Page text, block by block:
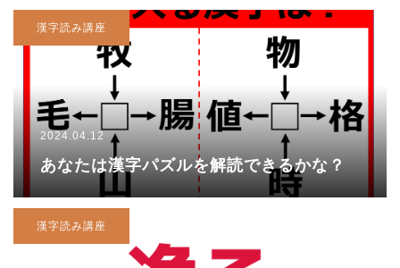
漢字読み講座
2024.04.12
あなたは漢字パズルを解読できるかな？
漢字読み講座